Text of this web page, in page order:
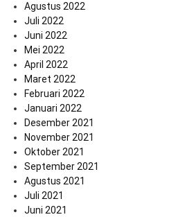
Agustus 2022
Juli 2022
Juni 2022
Mei 2022
April 2022
Maret 2022
Februari 2022
Januari 2022
Desember 2021
November 2021
Oktober 2021
September 2021
Agustus 2021
Juli 2021
Juni 2021